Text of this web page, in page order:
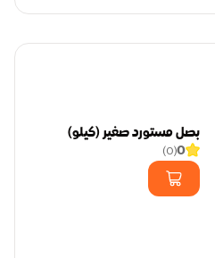
بصل مستورد صغير (كيلو)
0
(
0
)